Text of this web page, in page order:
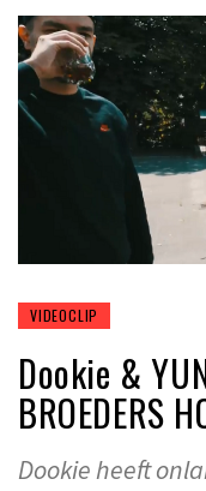
VIDEOCLIP
Dookie &
BROEDERS
Dookie heeft